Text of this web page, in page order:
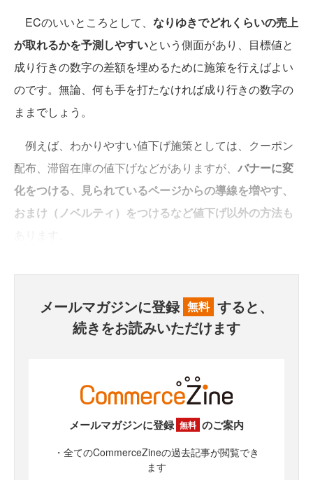
ECのいいところとして、 なりゆきでどれくらいの売上
が取れるかを予測しやすいという側面があり、目標値と
成り行きの数字の差額を埋めるために施策を行えばよい
のです。無論、何も手を打たなければ成り行きの数字の
ままでしょう。
例えば、わかりやすい値下げ施策としては、クーポン
配布、滞留在庫の値下げなどがありますが、 バナーに変
化をつける、見られているページからの導線を増やす、
おまけ（ノベルティ）をつけるなど値下げ以外の方法も
メールマガジンに登録 無料 すると、
続きをお読みいただけます
メールマガジンに登録 無料 のご案内
・全てのCommerceZineの過去記事が閲覧でき
ます